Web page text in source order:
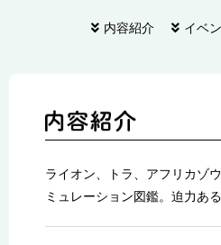
内容紹介 イベ
ライオン、トラ、アフリカゾ
ミュレーション図鑑。迫力あ